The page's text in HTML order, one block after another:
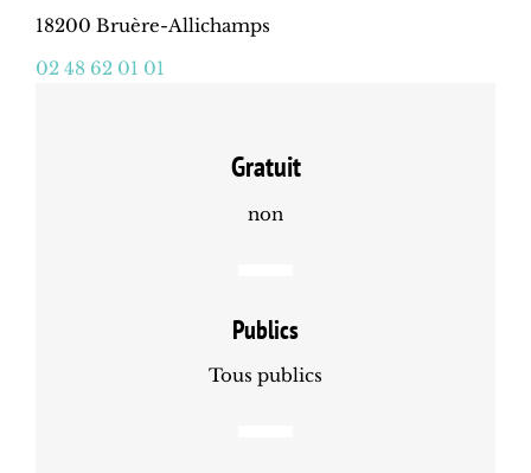
18200 Bruère-Allichamps
02 48 62 01 01
Gratuit
non
Publics
Tous publics